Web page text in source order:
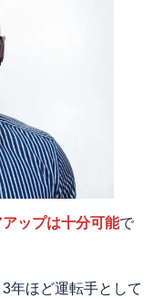
ップは十分可能で
年ほど運転手として